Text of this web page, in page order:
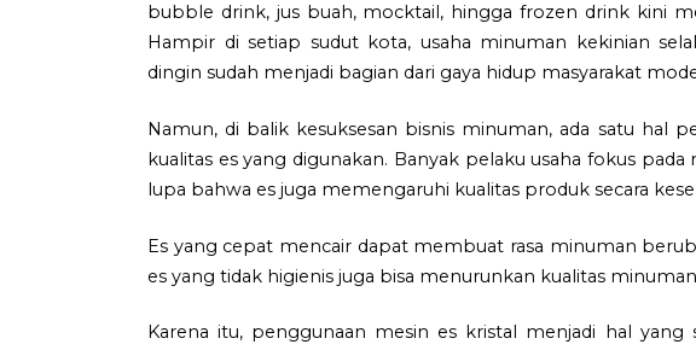
bubble drink, jus buah, mocktail, hingga frozen drink kini
Hampir di setiap sudut kota, usaha minuman kekinian
dingin sudah menjadi bagian dari gaya hidup masyarakat
Namun, di balik kesuksesan bisnis minuman, ada satu hal
kualitas es yang digunakan. Banyak pelaku usaha fokus
lupa bahwa es juga memengaruhi kualitas produk secara
Es yang cepat mencair dapat membuat rasa minuman
es yang tidak higienis juga bisa menurunkan kualitas
Karena itu, penggunaan mesin es kristal menjadi hal